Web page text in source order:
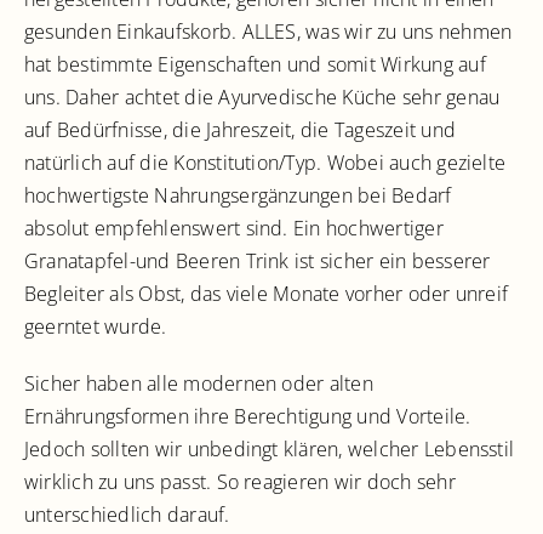
gesunden Einkaufskorb. ALLES, was wir zu uns nehmen
hat bestimmte Eigenschaften und somit Wirkung auf
uns. Daher achtet die Ayurvedische Küche sehr genau
auf Bedürfnisse, die Jahreszeit, die Tageszeit und
natürlich auf die Konstitution/Typ. Wobei auch gezielte
hochwertigste Nahrungsergänzungen bei Bedarf
absolut empfehlenswert sind. Ein hochwertiger
Granatapfel-und Beeren Trink ist sicher ein besserer
Begleiter als Obst, das viele Monate vorher oder unreif
geerntet wurde.
Sicher haben alle modernen oder alten
Ernährungsformen ihre Berechtigung und Vorteile.
Jedoch sollten wir unbedingt klären, welcher Lebensstil
wirklich zu uns passt. So reagieren wir doch sehr
unterschiedlich darauf.